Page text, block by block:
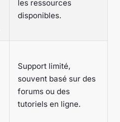
les ressources
disponibles.
Support limité,
souvent basé sur des
forums ou des
tutoriels en ligne.